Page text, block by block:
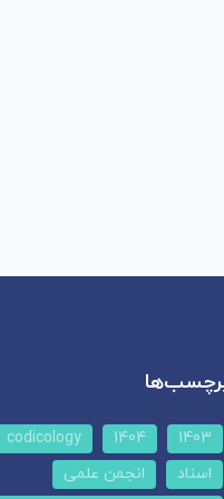
1403
1404
codicology
اسناد
انجمن علمی